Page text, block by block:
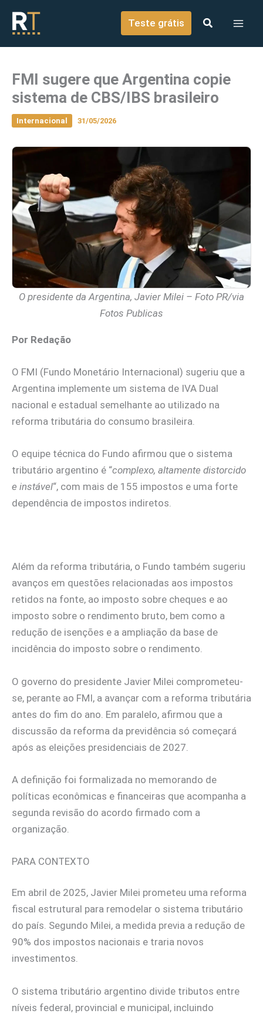
conteúdo
Teste grátis
FMI sugere que Argentina copie
sistema de CBS/IBS brasileiro
Internacional 31/05/2026
O presidente da Argentina, Javier Milei – Foto PR/via
Fotos Publicas
Por Redação
O FMI (Fundo Monetário Internacional) sugeriu que a
Argentina implemente um sistema de IVA Dual
nacional e estadual semelhante ao utilizado na
reforma tributária do consumo brasileira.
O equipe técnica do Fundo afirmou que o sistema
tributário argentino é “complexo, altamente distorcido
e instável“, com mais de 155 impostos e uma forte
dependência de impostos indiretos.
Além da reforma tributária, o Fundo também sugeriu
avanços em questões relacionadas aos impostos
retidos na fonte, ao imposto sobre cheques e ao
imposto sobre o rendimento bruto, bem como a
redução de isenções e a ampliação da base de
incidência do imposto sobre o rendimento.
O governo do presidente Javier Milei comprometeu-
se, perante ao FMI, a avançar com a reforma tributária
antes do fim do ano. Em paralelo, afirmou que a
discussão da reforma da previdência só começará
após as eleições presidenciais de 2027.
A definição foi formalizada no memorando de
políticas econômicas e financeiras que acompanha a
segunda revisão do acordo firmado com a
organização.
PARA CONTEXTO
Em abril de 2025, Javier Milei prometeu uma reforma
fiscal estrutural para remodelar o sistema tributário
do país. Segundo Milei, a medida previa a redução de
90% dos impostos nacionais e traria novos
investimentos.
O sistema tributário argentino divide tributos entre
níveis federal, provincial e municipal, incluindo